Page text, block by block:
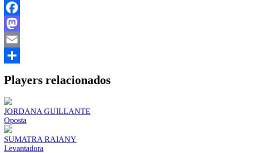
Facebook
Mastodon
Email
Players relacionados
JORDANA GUILLANTE
Oposta
SUMATRA RAIANY
Levantadora